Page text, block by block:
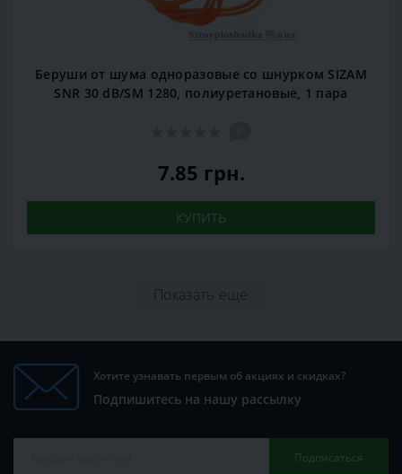
Беруши от шума одноразовые со шнурком SIZAM
SNR 30 dB/SM 1280, полиуретановые, 1 пара
7.85 грн.
КУПИТЬ
Показать еще
Хотите узнавать первым об акциях и скидках?
Подпишитесь на нашу рассылку
Подписаться